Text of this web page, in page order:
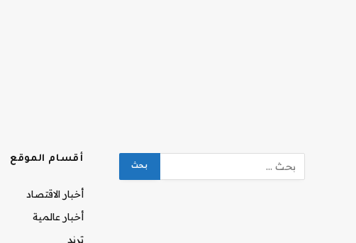
أقسام الموقع
أخبار الاقتصاد
أخبار عالمية
ترند